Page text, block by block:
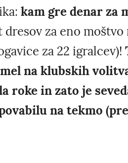
kam gre denar za
za eno moštvo
za 22 igralcev)!
na klubskih
roke in zato je
na tekmo